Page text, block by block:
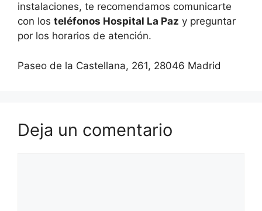
instalaciones, te recomendamos comunicarte
con los teléfonos Hospital La Paz y preguntar
por los horarios de atención.
Paseo de la Castellana, 261, 28046 Madrid
Deja un comentario